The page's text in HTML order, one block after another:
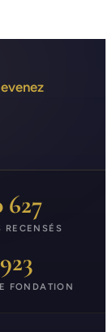
627
RECENSÉS
FONDATION